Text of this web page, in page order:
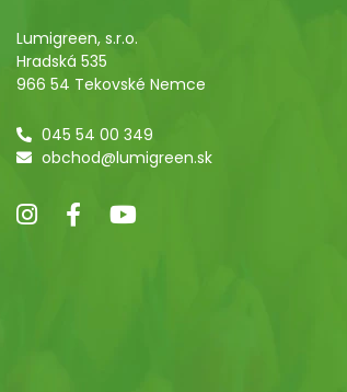
Lumigreen, s.r.o.
Hradská 535
966 54 Tekovské Nemce
045 54 00 349
obchod@lumigreen.sk